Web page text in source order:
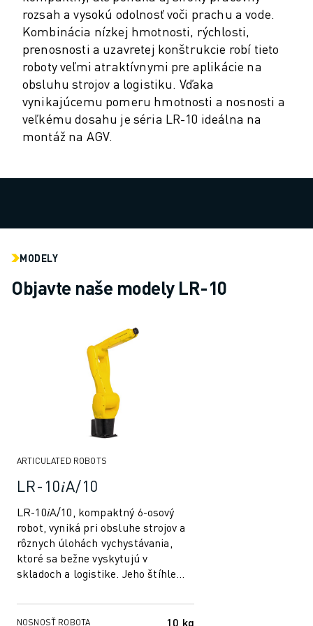
CELKOVÉ NÁKLADY NA ROBOSHOT
STROJE NA ELEKTROEROZÍVNE OBRÁBANIE DRÔTOM
ROBOCUT ELEKTROEROZÍVNE OBRÁBANIE DRÔTOM
ROBOCUT TECHNICKÉ VYBAVENIE
ROBOCUT SOFTVÉR
PREVENTÍVNA ÚDRŽBA ROBOCUT
UDRŽATEĽNOSŤ ROBOCUT
RIEŠENIA IIOT
INTELIGENTNÉ TOVÁRENSKÉ RIEŠENIA NA ZVÝŠENIE
ODVETVIA
LETECKÝ PRIEMYSEL
POTRAVINY A NÁPOJE
MEDICÍNSKE ODVETVIE
PLASTIKÁRSKY PRIEMYSEL
SKLADOVANIE, LOGISTIKA, POŠTA A BALÍKY
OBLÚKOVÉ ZVÁRANIE
MONTÁŽ
CNC BRÚSENIE
CNC FRÉZOVANIE
CNC SÚSTRUŽENIE
VYSOKORÝCHLOSTNÉ VŔTANIE A REZANIE ZÁVITOV
OBSLUHA STROJA
rozsah a vysokú odolnosť voči prachu a vode.
Kombinácia nízkej hmotnosti, rýchlosti,
prenosnosti a uzavretej konštrukcie robí tieto
roboty veľmi atraktívnymi pre aplikácie na
obsluhu strojov a logistiku. Vďaka
vynikajúcemu pomeru hmotnosti a nosnosti a
veľkému dosahu je séria LR-10 ideálna na
montáž na AGV.
MODELY
Objavte naše modely LR-10
ARTICULATED ROBOTS
LR-10𝑖A/10
LR-10𝑖A/10, kompaktný 6-osový
robot, vyniká pri obsluhe strojov a
rôznych úlohách vychystávania,
ktoré sa bežne vyskytujú v
skladoch a logistike. Jeho štíhle
zariadenia...
NOSNOSŤ ROBOTA 10 kg